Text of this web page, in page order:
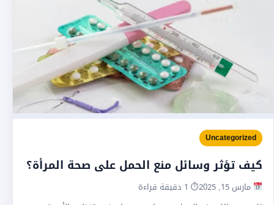
Uncategorized
كيف تؤثر وسائل منع الحمل على صحة المرأة؟
مارس 15, 2025 ⏱ 1 دقيقة قراءة